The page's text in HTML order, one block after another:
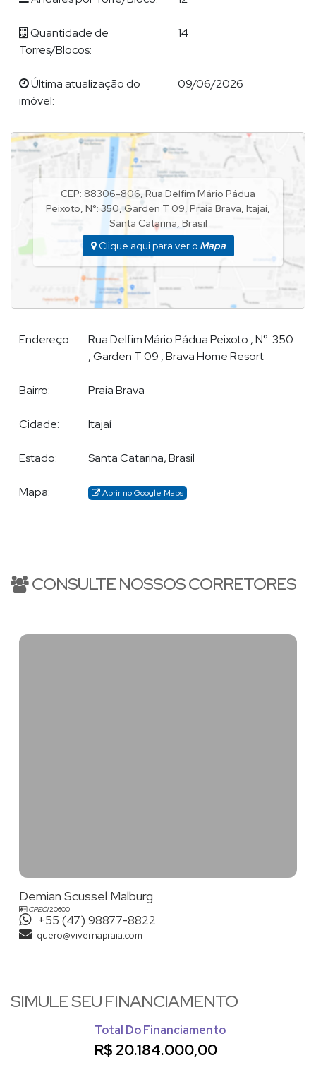
Quantidade de
Torres/Blocos:
14
Última atualização do
imóvel:
09/06/2026
CEP: 88306-806, Rua Delfim Mário Pádua
Peixoto, N°: 350,Garden T 09, Praia Brava, Itajaí,
Santa Catarina, Brasil
Clique aqui para ver o Mapa
Endereço: Rua Delfim Mário Pádua Peixoto ,N°:350
,Garden T 09 ,Brava Home Resort
Bairro: Praia Brava
Cidade: Itajaí
Estado: Santa Catarina, Brasil
Mapa: Abrir no Google Maps
CONSULTE NOSSOS CORRETORES
Demian Scussel Malburg
CRECI20600
+55 (47) 98877-8822
quero@vivernapraia.com
SIMULE SEU FINANCIAMENTO
Total Do Financiamento
R$20.184.000,00